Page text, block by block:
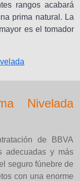
rangos acabará
prima natural. La
es el tomador
Nivelada
de BBVA
adecuadas y más
seguro fúnebre de
con una enorme